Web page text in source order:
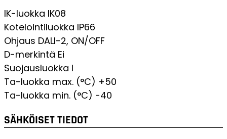
IK-luokka IK08
Kotelointiluokka IP66
Ohjaus DALI-2, ON/OFF
D-merkintä Ei
Suojausluokka I
Ta-luokka max. (°C) +50
Ta-luokka min. (°C) -40
SÄHKÖISET TIEDOT